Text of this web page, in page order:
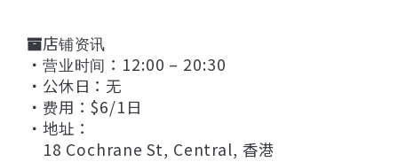
店铺资讯
・营业时间：12:00 – 20:30
・公休日：无
・费用：$6/1日
・地址：
18 Cochrane St, Central, 香港